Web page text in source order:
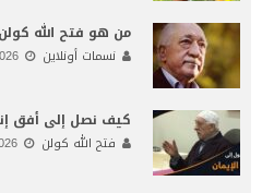
من هو فتح الله
نسمات أونلاين
كيف نصل إلى أفق
فتح الله كولن